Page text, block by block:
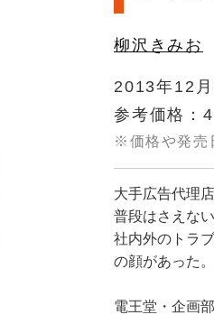
柳沢きみお
2013年12
参考価格：
※価格や発売
大手広告代理
普段はさえな
社内外のトラ
の顔があった。
電王堂・企画